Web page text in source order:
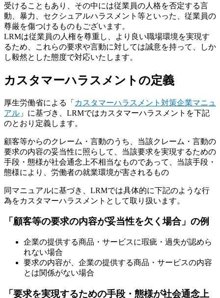
受けることもあり、その中には従業員の人格を否定する言
動、暴力、セクシュアルハラスメント等といった、従業員の
尊厳を傷つけるものもございます。
LRMは従業員の人権を尊重し、より良い職場環境を実現す
るため、これらの要求や言動に対しては誠意を持って、しか
し毅然とした態度で対応いたします。
カスタマーハラスメントの定義
厚生労働省による「 カスタマーハラスメント対策企業マニュ
アル 」に基づき、LRMではカスタマーハラスメントを下記
のとおり定義します。
顧客等からのクレーム・言動のうち、当該クレーム・言動の
要求の内容の妥当性に照らして、当該要求を実現するための
手段・態様が社会通念上不相当なものであって、当該手段・
態様により、労働者の就業環境が害されるもの
同マニュアルに基づき、LRMでは具体的に下記のような行
為をカスタマーハラスメントとして取り扱います。
「顧客等の要求の内容が妥当性を欠く場合」の例
企業の提供する商品・サービスに瑕疵・過失が認めら
れない場合
要求の内容が、企業の提供する商品・サービスの内容
とは関係がない場合
「要求を実現するための手段・態様が社会通念上